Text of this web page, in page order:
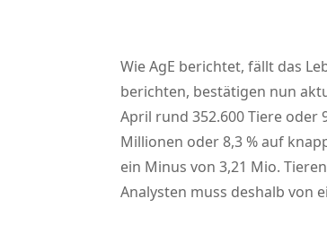
Wie AgE berichtet, fällt das
berichten, bestätigen nun
April rund 352.600 Tiere
Millionen oder 8,3 % auf
ein Minus von 3,21 Mio.
Analysten muss deshalb von